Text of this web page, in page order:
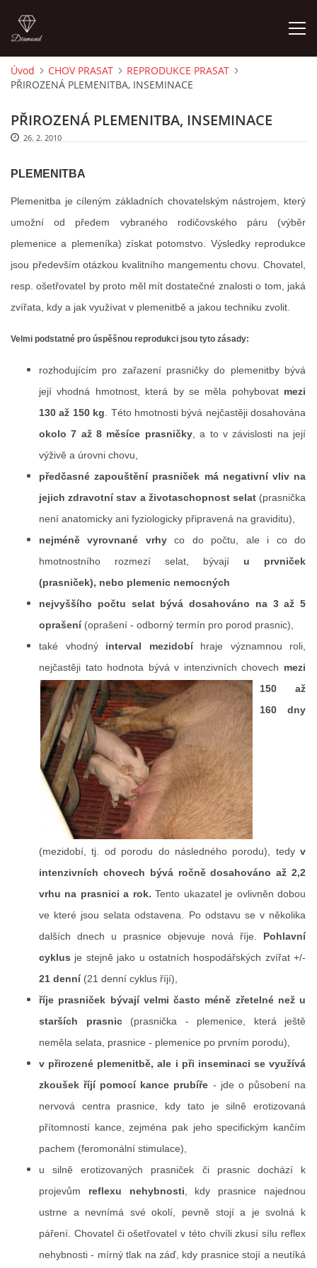
ÚVOD
PORADNA PRO CHOVATELE
O AUTOROVI, KONTAKTY
CHOV SKOTU
CHOV KOZ
CHOV OVCÍ
CHOV PRASAT
CHOV NUTRIÍ
EKOLOGICKÉ ZEMĚDĚLSTVÍ
PŘEDNÁŠKY
ZPRACOVÁNÍ MLÉKA
PASTVA ZVÍŘAT - VÝPOČET ZATÍŽENÍ PASTVINY
POVINNOSTI CHOVATELE, REGISTRACE CHOVŮ, EVIDENCE
CHOVATELSKÉ POTŘEBY, KONTAKTY A ZAJÍMAVÉ
STRÁNKY
LÉKÁRNIČKA NAŠICH BABIČEK A DĚDŮ
Standa Staněk
777 872 486
zootechnika@email.cz
© 2026 eStránky.cz RSS| WebSlice Tisk Aktualizováno: 3. 11. 2025
Úvod CHOV PRASAT
REPRODUKCE PRASAT
PŘIROZENÁ PLEMENITBA, INSEMINACE
PŘIROZENÁ PLEMENITBA, INSEMINACE
26. 2. 2010
PLEMENITBA
Plemenitba je cíleným základních chovatelským nástrojem, který
umožní od předem vybraného rodičovského páru (výběr
plemenice a plemeníka) získat potomstvo. Výsledky reprodukce
jsou především otázkou kvalitního mangementu chovu. Chovatel,
resp. ošetřovatel by proto měl mít dostatečné znalosti o tom, jaká
zvířata, kdy a jak využívat v plemenitbě a jakou techniku zvolit.
Velmi podstatné pro úspěšnou reprodukci jsou tyto zásady:
rozhodujícím pro zařazení prasničky do plemenitby bývá
její vhodná hmotnost, která by se měla pohybovat mezi
130 až 150 kg . Této hmotnosti bývá nejčastěji dosahována
okolo 7 až 8 měsíce prasničky, a to v závislosti na její
výživě a úrovni chovu,
předčasné zapouštění prasniček má negativní vliv na
jejich zdravotní stav a životaschopnost selat(prasnička
není anatomicky ani fyziologicky připravená na graviditu),
nejméně vyrovnané vrhyco do počtu, ale i co do
hmotnostního rozmezí selat, bývají u prvniček
(prasniček), nebo plemenic nemocných
nejvyššího počtu selat bývá dosahováno na 3 až 5
oprašení(oprašení - odborný termín pro porod prasnic),
také vhodnýinterval mezidobíhraje významnou roli,
nejčastěji tato hodnota bývá v intenzivních chovech mezi
150 až
160 dny
(mezidobí, tj. od porodu do následného porodu), tedyv
intenzivních chovech bývá ročně dosahováno až 2,2
vrhu na prasnici a rok. Tento ukazatel je ovlivněn dobou
ve které jsou selata odstavena. Po odstavu se v několika
dalších dnech u prasnice objevuje nová říje. Pohlavní
cyklus je stejně jako u ostatních hospodářských zvířat +/-
21 denní(21 denní cyklus říjí),
říje prasniček bývají velmi často méně zřetelné než u
starších prasnic(prasnička - plemenice, která ještě
neměla selata, prasnice - plemenice po prvním porodu),
v přirozené plemenitbě, ale i při inseminaci se využívá
zkoušek říjí pomocí kance prubíře - jde o působení na
nervová centra prasnice, kdy tato je silně erotizovaná
přítomností kance, zejména pak jeho specifickým kančím
pachem (feromonální stimulace),
u silně erotizovaných prasniček či prasnic dochází k
projevům reflexu nehybnosti , kdy prasnice najednou
ustrne a nevnímá své okolí, pevně stojí a je svolná k
páření. Chovatel či ošetřovatel v této chvíli zkusí sílu reflex
nehybnosti - mírný tlak na záď, kdy prasnice stojí a neutíká